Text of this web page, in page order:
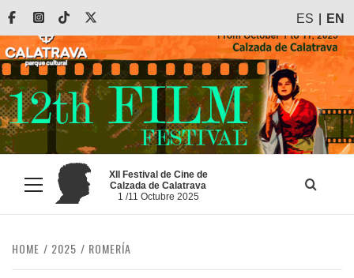
Skip
content
FacebookInstagram
Tiktok ES EN
Primary
Menu
XII Festival de Cine de
Calzada de Calatrava
1 /11 Octubre 2025
HOME 2025 ROMERÍA